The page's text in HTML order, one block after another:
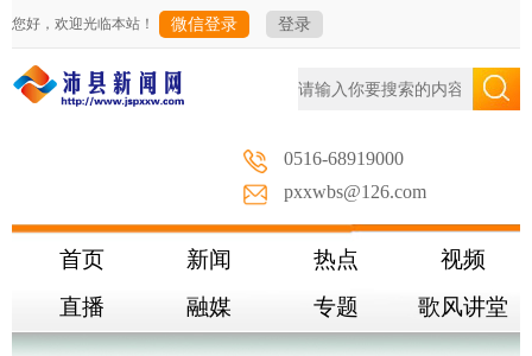
您好，欢迎光临本站！ 微信登录 登录
0516-68919000
pxxwbs@126.com
首页 新闻 热点
视频
直播
融媒 专题 歌风讲堂